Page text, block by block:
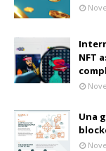
NFT
Una